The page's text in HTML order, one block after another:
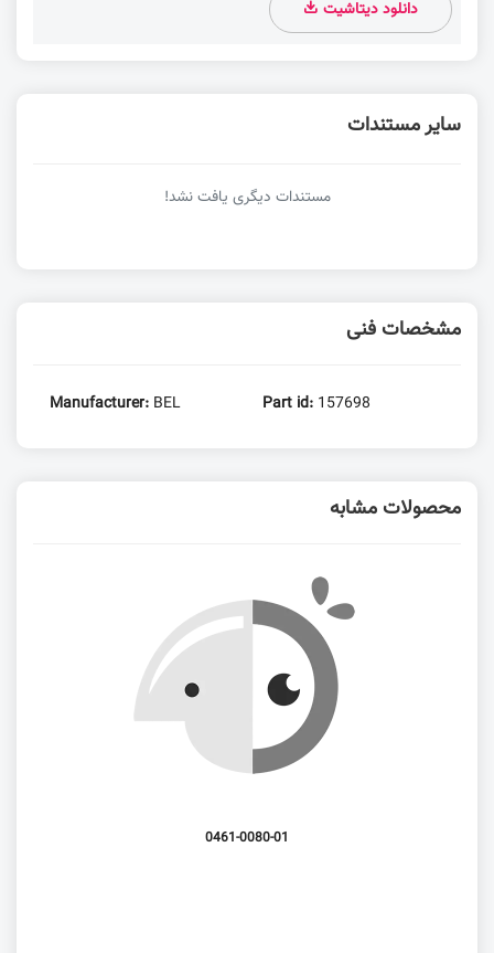
دانلود دیتاشیت
سایر مستندات
مستندات دیگری یافت نشد!
مشخصات فنی
Manufacturer: BEL Part id: 157698
محصولات مشابه
0461-0080-01